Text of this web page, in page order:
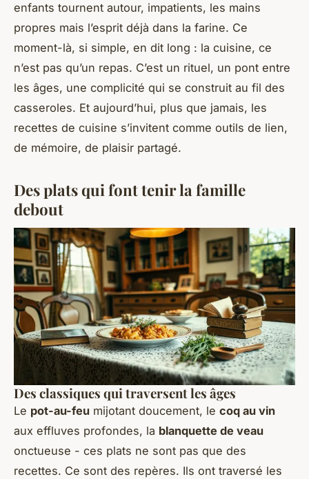
enfants tournent autour, impatients, les mains
propres mais l’esprit déjà dans la farine. Ce
moment-là, si simple, en dit long : la cuisine, ce
n’est pas qu’un repas. C’est un rituel, un pont entre
les âges, une complicité qui se construit au fil des
casseroles. Et aujourd’hui, plus que jamais, les
recettes de cuisine s’invitent comme outils de lien,
de mémoire, de plaisir partagé.
Des plats qui font tenir la famille
debout
Des classiques qui traversent les âges
Le pot-au-feu mijotant doucement, le coq au vin
aux effluves profondes, la blanquette de veau
onctueuse - ces plats ne sont pas que des
recettes. Ce sont des repères. Ils ont traversé les